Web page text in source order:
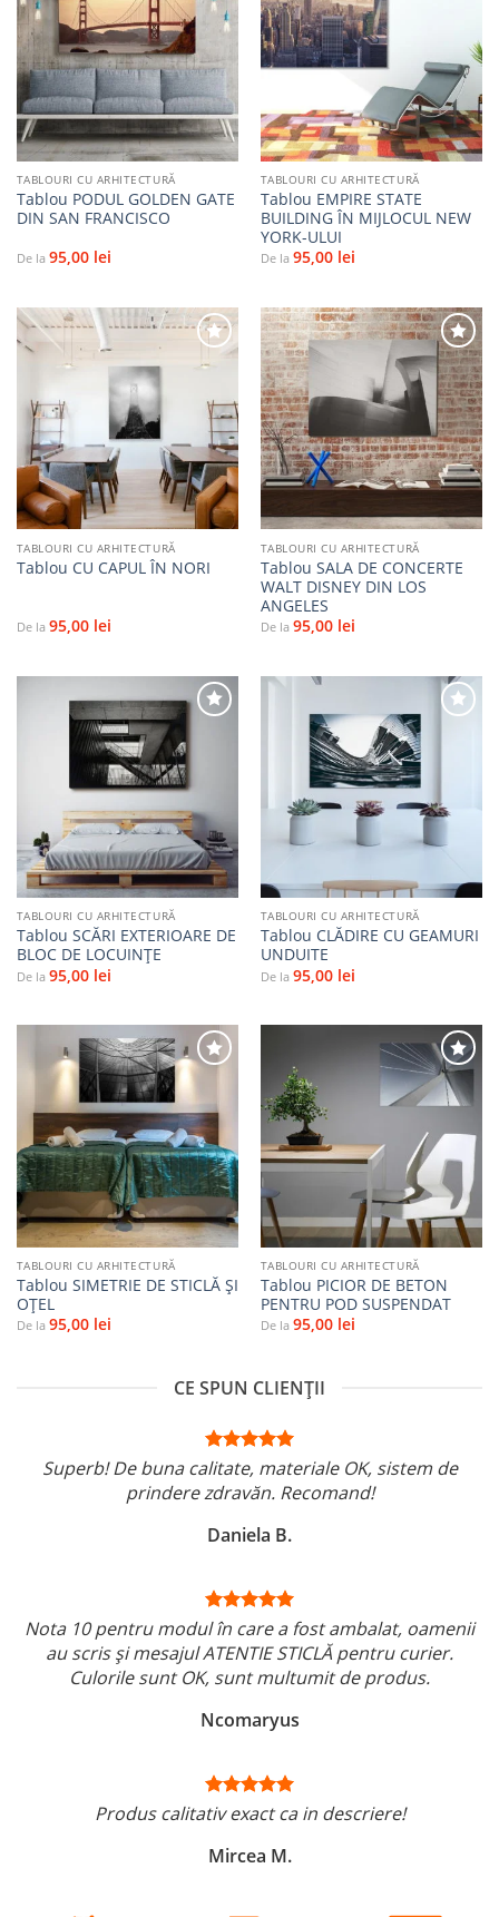
Adaugă
favorite
TABLOURI CU ARHITECTURĂ
Tablou PODUL GOLDEN GATE
DIN SAN FRANCISCO
De la 95,00 lei
favorite
TABLOURI CU ARHITECTURĂ
Tablou EMPIRE STATE
BUILDING ÎN MIJLOCUL NEW
YORK-ULUI
De la 95,00 lei
Adaugă
la
favorite
TABLOURI CU ARHITECTURĂ
Tablou CU CAPUL ÎN NORI
De la 95,00 lei
Adaugă
la
favorite
TABLOURI CU ARHITECTURĂ
Tablou SALA DE CONCERTE
WALT DISNEY DIN LOS
ANGELES
De la 95,00 lei
Adaugă
TABLOURI CU ARHITECTURĂ
Tablou SCĂRI EXTERIOARE DE
BLOC DE LOCUINȚE
De la 95,00 lei
favorite
TABLOURI CU ARHITECTURĂ
Tablou CLĂDIRE CU GEAMURI
UNDUITE
De la 95,00 lei
Adaugă
la
favorite
TABLOURI CU ARHITECTURĂ
Tablou SIMETRIE DE STICLĂ ȘI
OȚEL
De la 95,00 lei
la
favorite
TABLOURI CU ARHITECTURĂ
Tablou PICIOR DE BETON
PENTRU POD SUSPENDAT
De la 95,00 lei
CE SPUN CLIENȚII
Superb! De buna calitate, materiale OK, sistem de
prindere zdravăn. Recomand!
Daniela B.
Nota 10 pentru modul în care a fost ambalat, oamenii
au scris și mesajul ATENTIE STICLĂ pentru curier.
Culorile sunt OK, sunt multumit de produs.
Ncomaryus
Produs calitativ exact ca in descriere!
Mircea M.